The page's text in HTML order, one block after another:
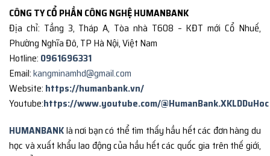
CÔNG TY CỔ PHẦN CÔNG NGHỆ HUMANBANK
Địa chỉ: Tầng 3, Tháp A, Tòa nhà T608 – KĐT mới Cổ Nhuế,
Phường Nghĩa Đô, TP Hà Nội, Việt Nam
Hotline: 0961696331
Email:kangminamhd@gmail.com
Website: https://humanbank.vn/
Youtube:https://www.youtube.com/@HumanBank.XKLDDuHoc
HUMANBANKlà nơi bạn có thể tìm thấy hầu hết các đơn hàng du
học và xuất khẩu lao động của hầu hết các quốc gia trên thế giới,